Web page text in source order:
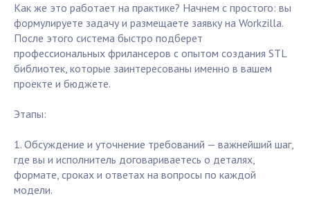
Как же это работает на практике? Начнем с простого: вы
формулируете задачу и размещаете заявку на Workzilla.
После этого система быстро подберет
профессиональных фрилансеров с опытом создания STL
библиотек, которые заинтересованы именно в вашем
проекте и бюджете.
Этапы:
1. Обсуждение и уточнение требований — важнейший шаг,
где вы и исполнитель договариваетесь о деталях,
формате, сроках и ответах на вопросы по каждой
модели.